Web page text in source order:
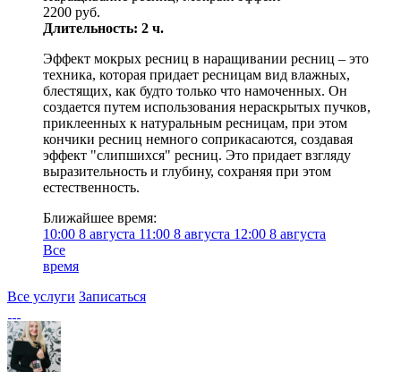
2200 руб.
Длительность: 2 ч.
Эффект мокрых ресниц в наращивании ресниц – это
техника, которая придает ресницам вид влажных,
блестящих, как будто только что намоченных. Он
создается путем использования нераскрытых пучков,
приклеенных к натуральным ресницам, при этом
кончики ресниц немного соприкасаются, создавая
эффект "слипшихся" ресниц. Это придает взгляду
выразительность и глубину, сохраняя при этом
естественность.
Ближайшее время:
10:00 8 августа 11:00 8 августа 12:00 8 августа
Все
время
Все услуги Записаться